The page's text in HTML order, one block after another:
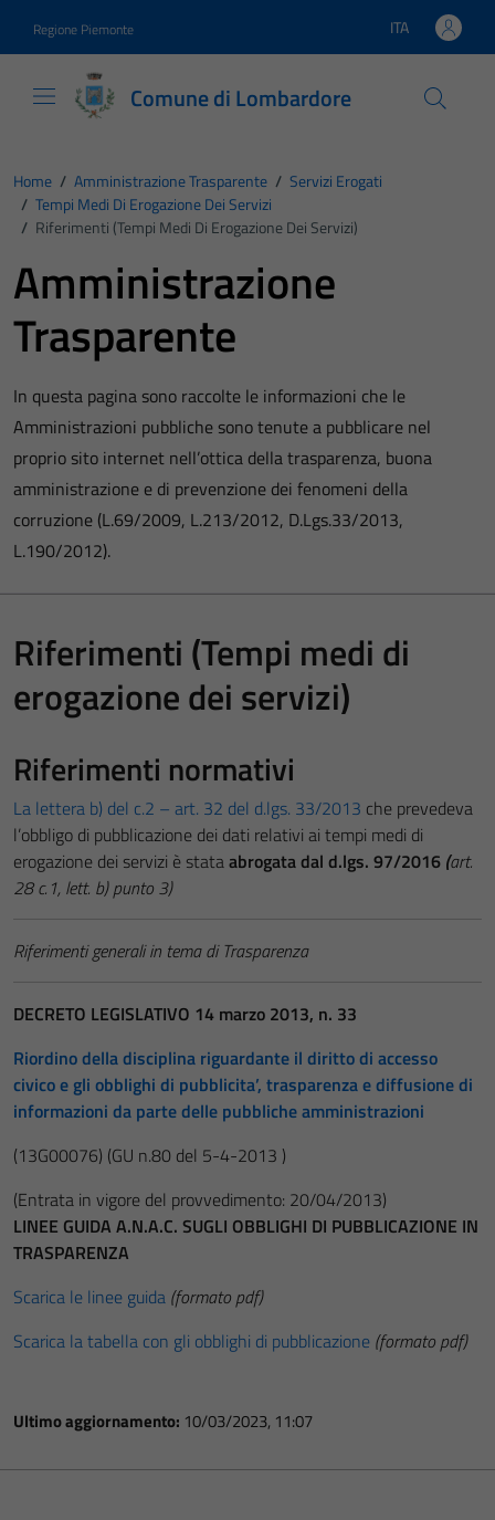
Regione Piemonte Lingua attiva:
ITA
Comune di Lombardore
Home / Amministrazione Trasparente / Servizi Erogati
/ Tempi Medi Di Erogazione Dei Servizi
/ Riferimenti (Tempi Medi Di Erogazione Dei Servizi)
Amministrazione
Trasparente
In questa pagina sono raccolte le informazioni che le
Amministrazioni pubbliche sono tenute a pubblicare nel
proprio sito internet nell’ottica della trasparenza, buona
amministrazione e di prevenzione dei fenomeni della
corruzione (L.69/2009, L.213/2012, D.Lgs.33/2013,
L.190/2012).
Riferimenti (Tempi medi di
erogazione dei servizi)
Riferimenti normativi
La lettera b) del c.2 – art. 32 del d.lgs. 33/2013 che prevedeva
l’obbligo di pubblicazione dei dati relativi ai tempi medi di
erogazione dei servizi è stataabrogata dal d.lgs. 97/2016 (art.
28 c.1, lett. b) punto 3)
Riferimenti generali in tema di Trasparenza
DECRETO LEGISLATIVO 14 marzo 2013, n. 33
Riordino della disciplina riguardante il diritto di accesso
civico e gli obblighi di pubblicita’, trasparenza e diffusione di
informazioni da parte delle pubbliche amministrazioni
(13G00076) (GU n.80 del 5-4-2013 )
(Entrata in vigore del provvedimento: 20/04/2013)
LINEE GUIDA A.N.A.C. SUGLI OBBLIGHI DI PUBBLICAZIONE IN
TRASPARENZA
Scarica le linee guida (formato pdf)
Scarica la tabella con gli obblighi di pubblicazione (formato pdf)
Ultimo aggiornamento: 10/03/2023, 11:07